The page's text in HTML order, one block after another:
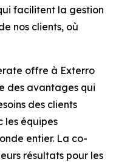
facilitent la gestion
nos clients, où
offre à Exterro
des avantages qui
des clients
les équipes
entier. La co-
résultats pour les